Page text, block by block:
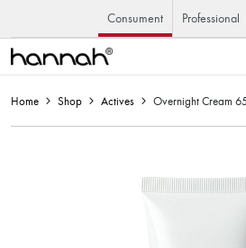
Consument Professional
Home Shop Actives Overnight Cream